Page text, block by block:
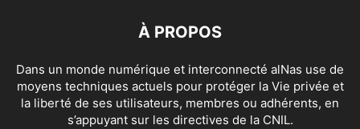
À PROPOS
Dans un monde numérique et interconnecté alNas use de
moyens techniques actuels pour protéger la Vie privée et
la liberté de ses utilisateurs, membres ou adhérents, en
s’appuyant sur les directives de la CNIL.